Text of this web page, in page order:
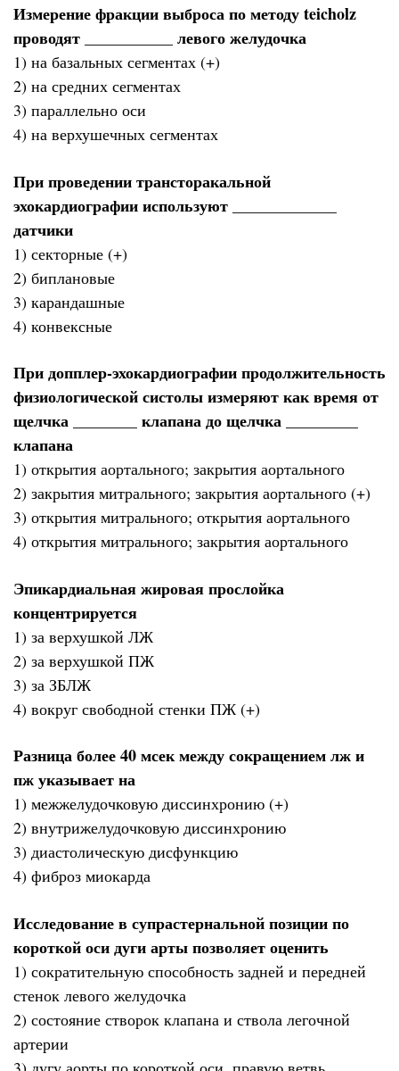
Измерение фракции выброса по методу teicholz
проводят ___________ левого желудочка
1) на базальных сегментах (+)
2) на средних сегментах
3) параллельно оси
4) на верхушечных сегментах
При проведении трансторакальной
эхокардиографии используют _____________
датчики
1) секторные (+)
2) биплановые
3) карандашные
4) конвексные
При допплер-эхокардиографии продолжительность
физиологической систолы измеряют как время от
щелчка ________ клапана до щелчка _________
клапана
1) открытия аортального; закрытия аортального
2) закрытия митрального; закрытия аортального (+)
3) открытия митрального; открытия аортального
4) открытия митрального; закрытия аортального
Эпикардиальная жировая прослойка
концентрируется
1) за верхушкой ЛЖ
2) за верхушкой ПЖ
3) за ЗБЛЖ
4) вокруг свободной стенки ПЖ (+)
Разница более 40 мсек между сокращением лж и
пж указывает на
1) межжелудочковую диссинхронию (+)
2) внутрижелудочковую диссинхронию
3) диастолическую дисфункцию
4) фиброз миокарда
Исследование в супрастернальной позиции по
короткой оси дуги арты позволяет оценить
1) сократительную способность задней и передней
стенок левого желудочка
2) состояние створок клапана и ствола легочной
артерии